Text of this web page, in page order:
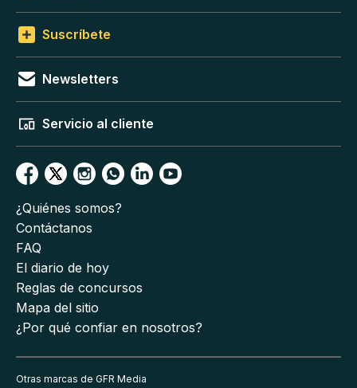
Suscríbete
Newsletters
Servicio al cliente
¿Quiénes somos?
Contáctanos
FAQ
El diario de hoy
Reglas de concursos
Mapa del sitio
¿Por qué confiar en nosotros?
Otras marcas de GFR Media